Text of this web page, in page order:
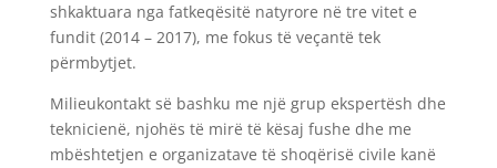
shkaktuara nga fatkeqësitë natyrore në tre vitet e
fundit (2014 – 2017), me fokus të veçantë tek
përmbytjet.
Milieukontakt së bashku me një grup ekspertësh dhe
teknicienë, njohës të mirë të kësaj fushe dhe me
mbështetjen e organizatave të shoqërisë civile kanë